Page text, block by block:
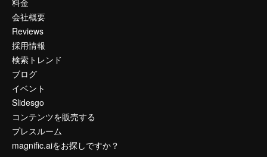
料金
会社概要
Reviews
採用情報
検索トレンド
ブログ
イベント
Slidesgo
コンテンツを販売する
プレスルーム
magnific.aiをお探しですか？